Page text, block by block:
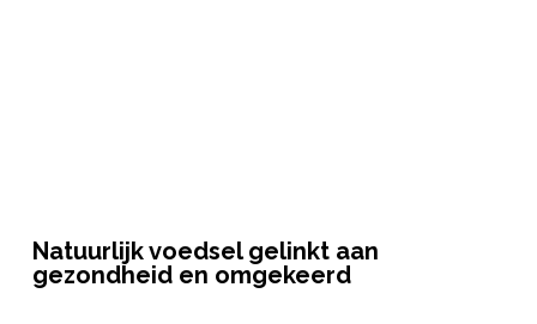
Natuurlijk voedsel gelinkt aan
gezondheid en omgekeerd